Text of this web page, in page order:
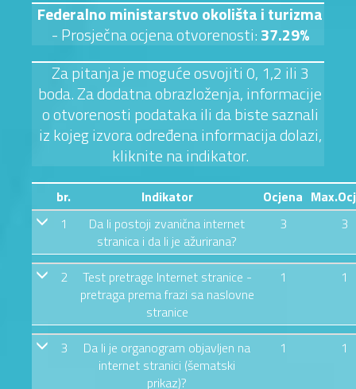
Federalno ministarstvo okolišta i turizma
- Prosječna ocjena otvorenosti:37.29%
Za pitanja je moguće osvojiti 0, 1,2 ili 3
boda. Za dodatna obrazloženja, informacije
o otvorenosti podataka ili da biste saznali
iz kojeg izvora određena informacija dolazi,
kliknite na indikator.
br. Indikator Ocjena
1
Da li postoji zvanična internet
stranica i da li je ažurirana?
3 3
2
Test pretrage Internet stranice -
pretraga prema frazi sa naslovne
stranice
1 1
3
Da li je organogram objavljen na
internet stranici (šematski
prikaz)?
1 1